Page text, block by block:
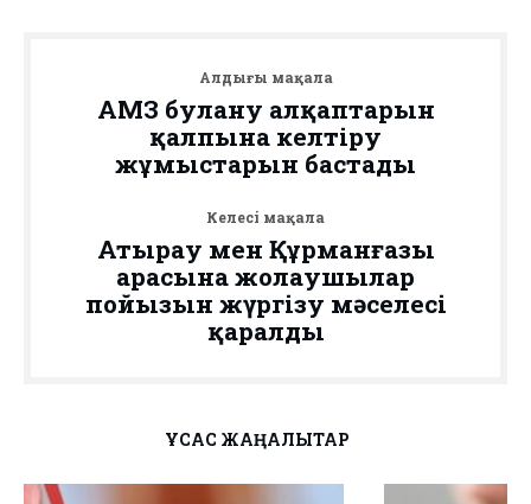
Алдыңғы мақала
АМӨЗ булану алқаптарын
қалпына келтіру
жұмыстарын бастады
Келесі мақала
Атырау мен Құрманғазы
арасына жолаушылар
пойызын жүргізу мәселесі
қаралды
ҰҚСАС ЖАҢАЛЫҚТАР